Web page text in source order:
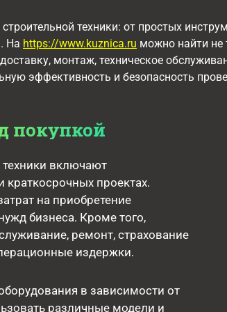
техники: от простых
На https://www.kuznica.ru можно найти не
монтаж, техническое
эффективность и безопасность
покупкой
включают
проектах.
на приобретение
бизнеса. Кроме того,
ремонт, страхование
издержки.
в зависимости от
различные модели и